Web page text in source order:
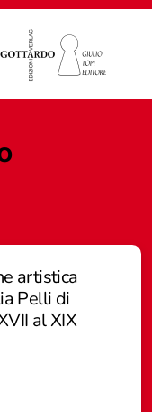
artistica
Pelli di
al XIX